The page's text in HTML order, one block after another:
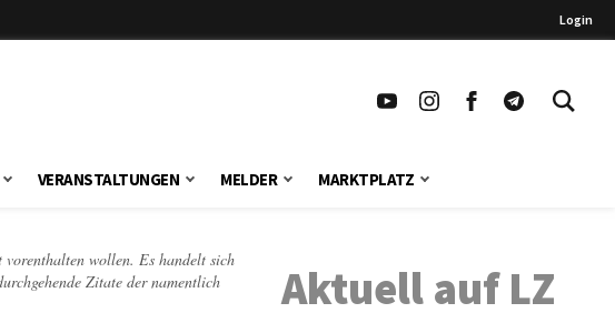
Login
VERANSTALTUNGEN MELDER MARKTPLATZ
vorenthalten wollen. Es handelt sich
Zitate der namentlich
Aktuell auf LZ